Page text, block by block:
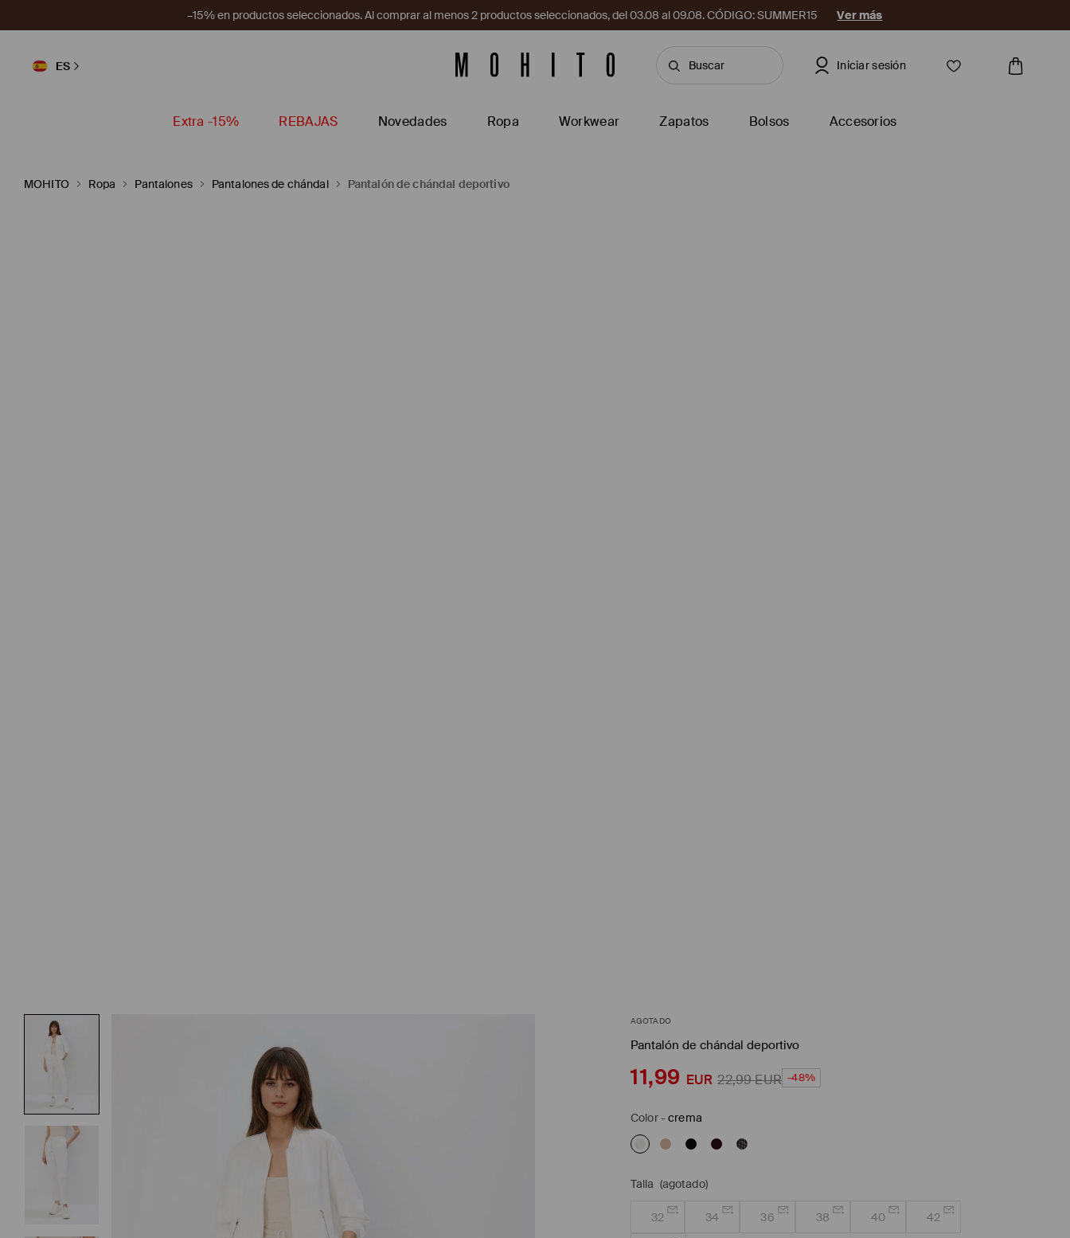
–15% en productos seleccionados. Al comprar al menos 2 productos seleccionados, del 03.08 al 09.08. CÓDIGO: SUMMER15 Ver más
ES Iniciar sesión
Extra -15% REBAJAS Novedades Ropa Workwear Zapatos Bolsos Accesorios
MOHITO Ropa Pantalones Pantalones de chándal Pantalón de chándal deportivo
AGOTADO
Pantalón de chándal deportivo
11,99 EUR 22,99EUR -48%
Color-crema
Talla (agotado)
32 34 36 38 40 42